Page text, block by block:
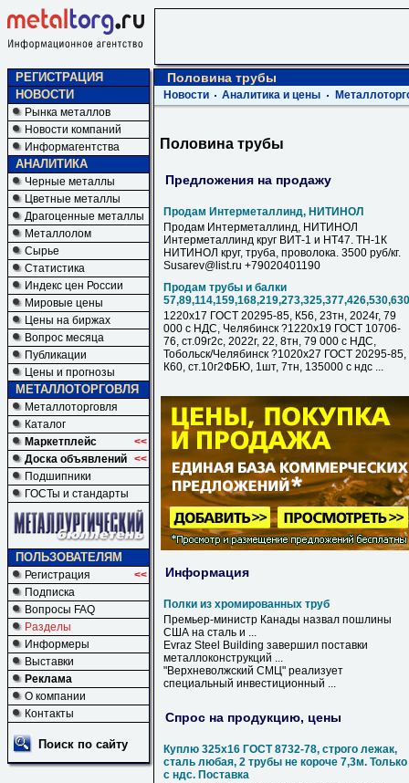
РЕГИСТРАЦИЯ
НОВОСТИ
Рынка металлов
Новости компаний
Информагентства
АНАЛИТИКА
Черные металлы
Цветные металлы
Драгоценные металлы
Металлолом
Сырье
Статистика
Индекс цен России
Мировые цены
Цены на биржах
Вопрос месяца
Публикации
Цены и прогнозы
МЕТАЛЛОТОРГОВЛЯ
Металлоторговля
Каталог
Маркетплейс
<<
Доска объявлений <<
Подшипники
ГОСТы и стандарты
ПОЛЬЗОВАТЕЛЯМ
Регистрация
<<
Подписка
Вопросы FAQ
Разделы
Информеры
Выставки
Реклама
О компании
Контакты
Поиск по сайту
Половина трубы
Новости Аналитика и цены
Половина трубы
Предложения на продажу
Продам Интерметаллинд, НИТИНОЛ
Продам Интерметаллинд, НИТИНОЛ
Интерметаллинд круг ВИТ-1 и НТ47. ТН-1К
НИТИНОЛ круг, труба, проволока. 3500 руб/кг.
Susarev@list.ru +79020401190
Продам трубы и балки
1220х17 ГОСТ 20295-85, К56, 23тн, 2024г, 79
000 с НДC, Челябинск ?1220х19 ГОСТ 10706-
76, ст.09г2с, 2022г, 22, 8тн, 79 000 с НДC,
Тобольск/Челябинск ?1020х27 ГОСТ 20295-85,
К60, ст.10г2ФБЮ, 1шт, 7тн, 135000 с ндс ...
Информация
Полки из хромированных труб
Премьер-министр Канады назвал пошлины
США на сталь и ...
Evraz Steel Building завершил поставки
металлоконструкций ...
"Верхневолжский СМЦ" реализует
специальный инвестиционный ...
Спрос на продукцию, цены
Куплю 325х16 ГОСТ 8732-78, строго лежак,
сталь любая, 2 трубы не короче 7,3м. Только
с ндс. Поставка